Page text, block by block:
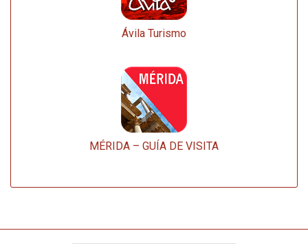
Ávila Turismo
MÉRIDA – GUÍA DE VISITA